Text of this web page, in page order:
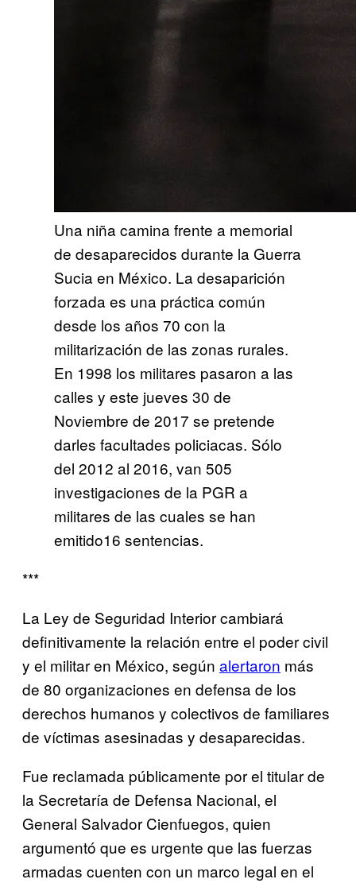
Una niña camina frente a memorial
de desaparecidos durante la Guerra
Sucia en México. La desaparición
forzada es una práctica común
desde los años 70 con la
militarización de las zonas rurales.
En 1998 los militares pasaron a las
calles y este jueves 30 de
Noviembre de 2017 se pretende
darles facultades policiacas. Sólo
del 2012 al 2016, van 505
investigaciones de la PGR a
militares de las cuales se han
emitido16 sentencias.
***
La Ley de Seguridad Interior cambiará
definitivamente la relación entre el poder civil
y el militar en México, según alertaron más
de 80 organizaciones en defensa de los
derechos humanos y colectivos de familiares
de víctimas asesinadas y desaparecidas.
Fue reclamada públicamente por el titular de
la Secretaría de Defensa Nacional, el
General Salvador Cienfuegos, quien
argumentó que es urgente que las fuerzas
armadas cuenten con un marco legal en el